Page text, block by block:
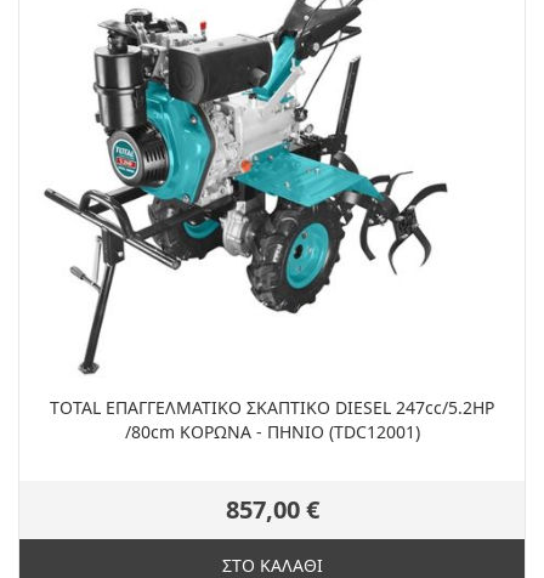
TOTAL ΕΠΑΓΓΕΛΜΑΤΙΚΟ ΣΚΑΠΤΙΚΟ DIESEL 247cc/5.2HP
/80cm ΚΟΡΩΝΑ - ΠΗΝΙΟ (TDC12001)
857,00 €
ΣΤΟ ΚΑΛΑΘΙ